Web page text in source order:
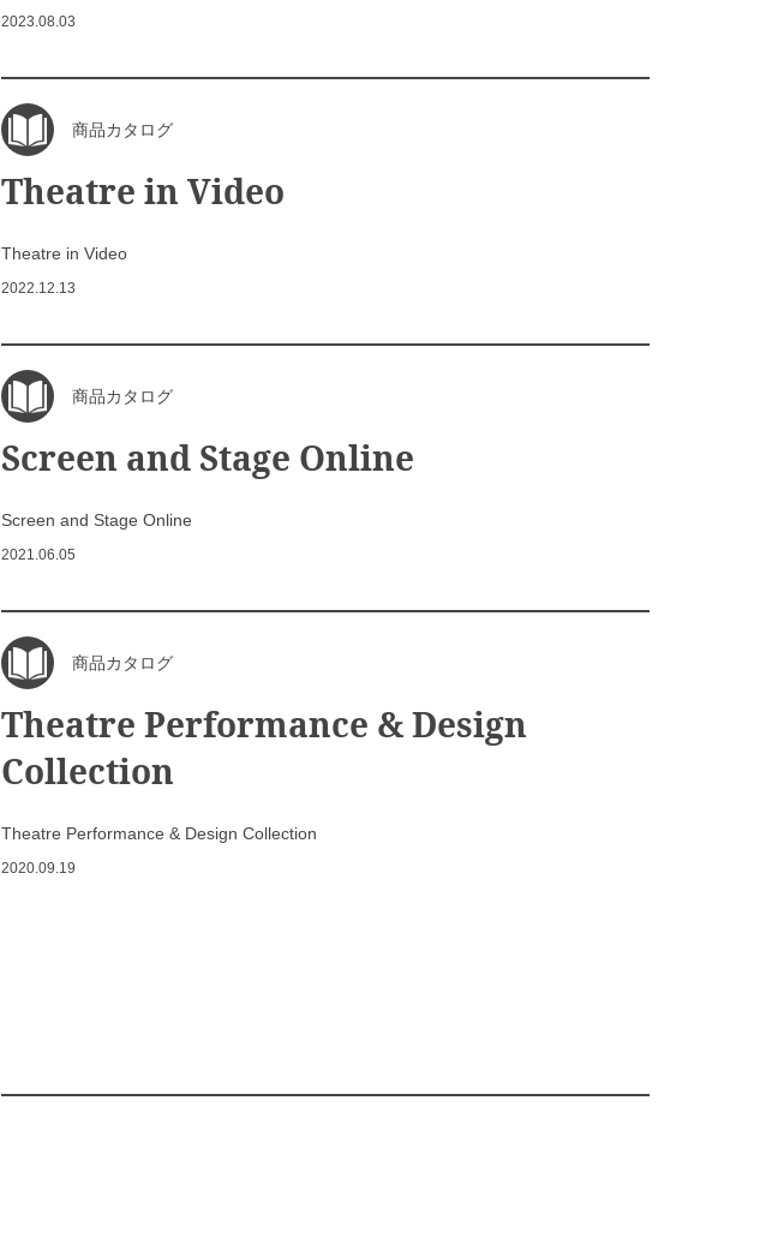
2023.08.03
商品カタログ
Theatre in Video
Theatre in Video
2022.12.13
商品カタログ
Screen and Stage Online
Screen and Stage Online
2021.06.05
商品カタログ
Theatre Performance & Design
Collection
Theatre Performance & Design Collection
2020.09.19